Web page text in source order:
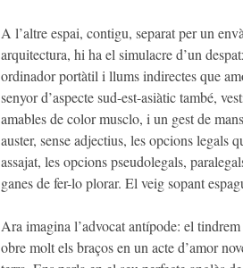
A l’altre espai, contigu, separat per un
arquitectura, hi ha el simulacre d’un
ordinador portàtil i llums indirectes que
senyor d’aspecte sud-est-asiàtic també,
amables de color musclo, i un gest de
auster, sense adjectius, les opcions legals
assajat, les opcions pseudolegals,
ganes de fer-lo plorar. El veig sopant
Ara imagina l’advocat antípode: el
obre molt els braços en un acte d’amor